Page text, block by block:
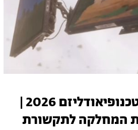
אירוע נעילה – טכנופיאודליזם 2026 |
המחלקה לתקשורת